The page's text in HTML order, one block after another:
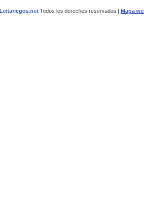
Leitariegos.netTodos los derechos reservados | Mapa